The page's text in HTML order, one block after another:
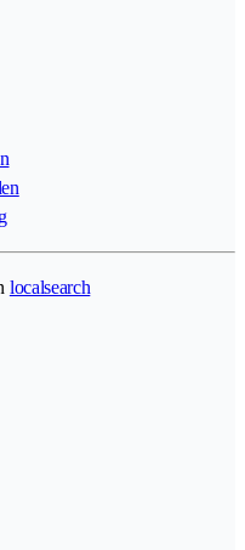
localsearch